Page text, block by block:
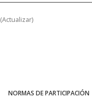
(Actualizar)
NORMAS DE PARTICIPACIÓN